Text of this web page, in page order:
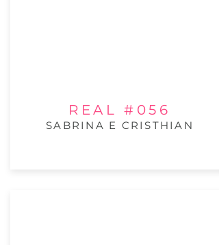
REAL #056
SABRINA E CRISTHIAN